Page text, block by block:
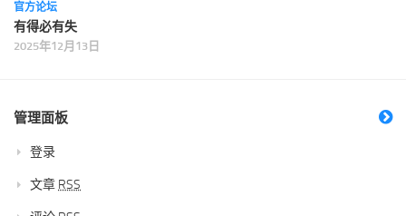
官方论坛
有得必有失
2025年12月13日
管理面板
登录
文章 RSS